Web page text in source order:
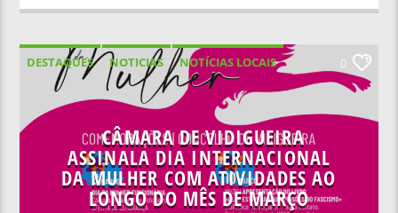
DESTAQUES NOTICIAS
NOTÍCIAS LOCAIS
NOTÍCIAS NACIONAIS
0
CÂMARA DE VIDIGUEIRA
ASSINALA DIA INTERNACIONAL
DA MULHER COM ATIVIDADES AO
LONGO DO MÊS DE MARÇO